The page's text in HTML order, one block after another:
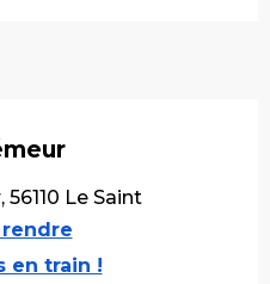
Le Saint
rendre
en train !